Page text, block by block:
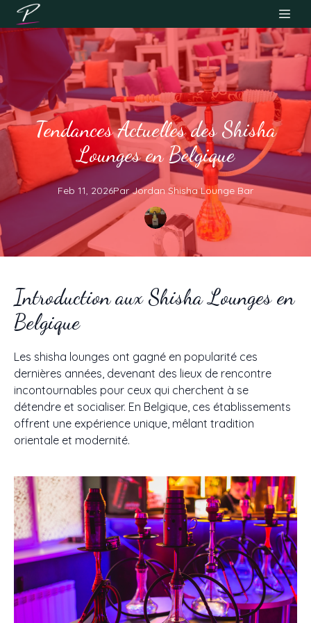
Tendances Actuelles des Shisha
Lounges en Belgique
Feb 11, 2026Par Jordan Shisha Lounge Bar
Introduction aux Shisha Lounges en
Belgique
Les shisha lounges ont gagné en popularité ces
dernières années, devenant des lieux de rencontre
incontournables pour ceux qui cherchent à se
détendre et socialiser. En Belgique, ces établissements
offrent une expérience unique, mêlant tradition
orientale et modernité.